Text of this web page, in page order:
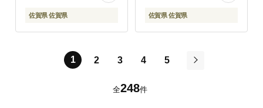
佐賀県 佐賀県 佐賀県 佐賀県
1 2 3 4
5
全248件